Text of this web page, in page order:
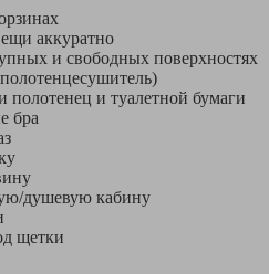
аккуратно
и свободных поверхностях
и туалетной бумаги
бра
душевую кабину
щетки